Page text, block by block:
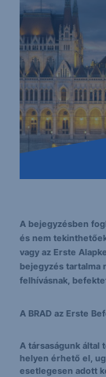
A bejegyzésben
és nem
vagy az Erste
bejegyzés tartalma
felhívásnak,
A BRAD az Erste
A társaságunk által
helyen érhető el,
esetlegesen adott